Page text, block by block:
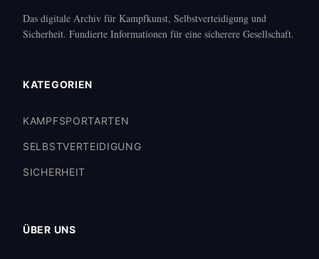
Das digitale Archiv für Kampfkunst, Selbstverteidigung und
Sicherheit. Fundierte Informationen für eine sicherere Gesellschaft.
KATEGORIEN
KAMPFSPORTARTEN
SELBSTVERTEIDIGUNG
SICHERHEIT
ÜBER UNS